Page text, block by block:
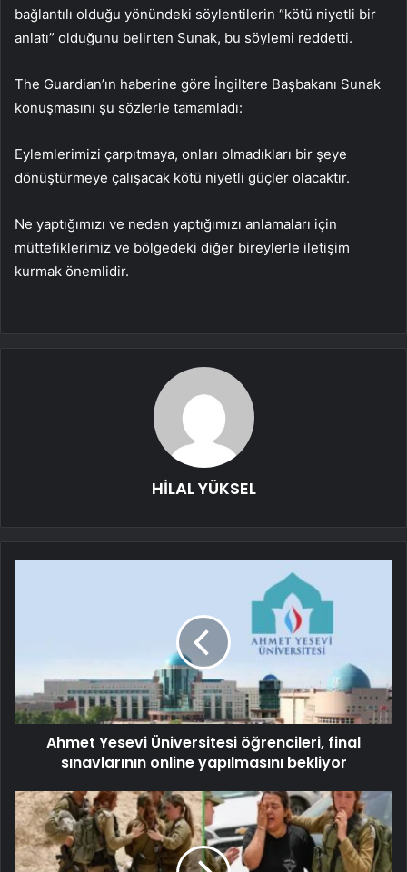
bağlantılı olduğu yönündeki söylentilerin “kötü niyetli bir
anlatı” olduğunu belirten Sunak, bu söylemi reddetti.
The Guardian’ın haberine göre İngiltere Başbakanı Sunak
konuşmasını şu sözlerle tamamladı:
Eylemlerimizi çarpıtmaya, onları olmadıkları bir şeye
dönüştürmeye çalışacak kötü niyetli güçler olacaktır.
Ne yaptığımızı ve neden yaptığımızı anlamaları için
müttefiklerimiz ve bölgedeki diğer bireylerle iletişim
kurmak önemlidir.
HİLAL YÜKSEL
Ahmet Yesevi Üniversitesi öğrencileri, final
sınavlarının online yapılmasını bekliyor